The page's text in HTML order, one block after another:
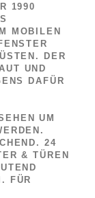
1990
MOBILEN
DER
UND
DAFÜR
UM
24
& TÜREN
FÜR